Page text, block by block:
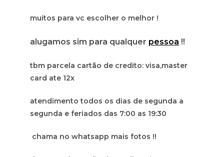
muitos para vc escolher o melhor !
alugamos sim para qualquer pessoa !!
tbm parcela cartão de credito: visa,master
card ate 12x
atendimento todos os dias de segunda a
segunda e feriados das 7:00 as 19:30
chama no whatsapp mais fotos !!